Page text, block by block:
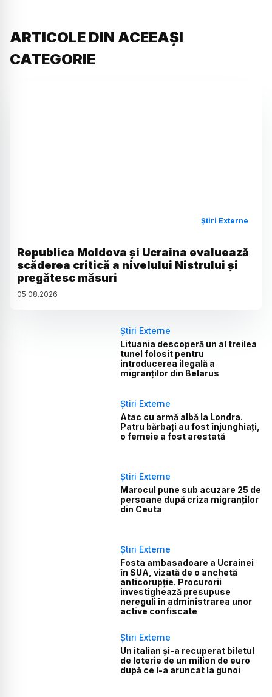
ARTICOLE DIN ACEEAȘI
CATEGORIE
Știri Externe
Republica Moldova și Ucraina evaluează
scăderea critică a nivelului Nistrului și
pregătesc măsuri
05.08.2026
Știri Externe
Lituania descoperă un al treilea
tunel folosit pentru
introducerea ilegală a
migranților din Belarus
Știri Externe
Atac cu armă albă la Londra.
Patru bărbați au fost înjunghiați,
o femeie a fost arestată
Știri Externe
Marocul pune sub acuzare 25 de
persoane după criza migranților
din Ceuta
Știri Externe
Fosta ambasadoare a Ucrainei
în SUA, vizată de o anchetă
anticorupție. Procurorii
investighează presupuse
nereguli în administrarea unor
active confiscate
Știri Externe
Un italian și-a recuperat biletul
de loterie de un milion de euro
după ce l-a aruncat la gunoi